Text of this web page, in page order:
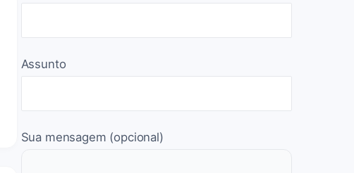
Assunto
Sua mensagem (opcional)